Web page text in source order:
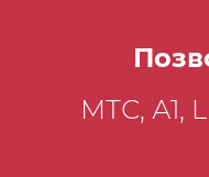
МТС, А1,